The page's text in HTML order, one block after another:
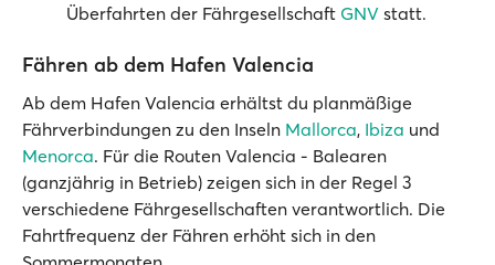
Überfahrten der Fährgesellschaft GNV statt.
Fähren ab dem Hafen Valencia
Ab dem Hafen Valencia erhältst du planmäßige
Fährverbindungen zu den Inseln Mallorca, Ibiza und
Menorca. Für die Routen Valencia - Balearen
(ganzjährig in Betrieb) zeigen sich in der Regel 3
verschiedene Fährgesellschaften verantwortlich. Die
Fahrtfrequenz der Fähren erhöht sich in den